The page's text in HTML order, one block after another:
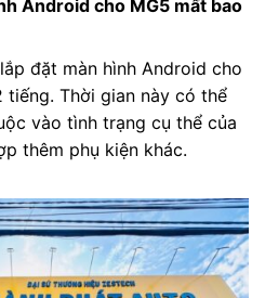
Android cho MG5 mất bao
đặt màn hình Android cho
tiếng. Thời gian này có thể
vào tình trạng cụ thể của
thêm phụ kiện khác.